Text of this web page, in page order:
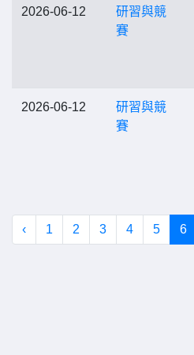
2026-06-12
研習與競
賽
2026-06-12
研習與競
賽
‹ 1 2 3 4 5 6